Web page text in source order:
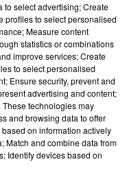
to select advertising; Create
profiles to select personalised
Measure content
statistics or combinations
improve services; Create
to select personalised
Ensure security, prevent and
advertising and content;
technologies may
and browsing data to offer
on information actively
Match and combine data from
Identify devices based on